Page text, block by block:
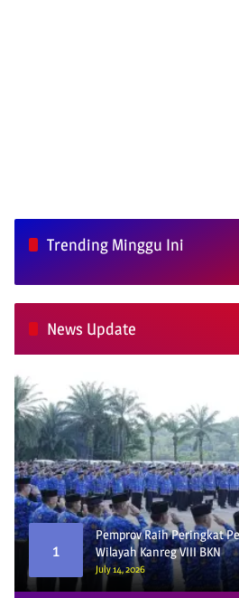
Trending Minggu Ini
News Update
1
Pemprov Raih Peringkat
Wilayah Kanreg VIII BKN
July 14, 2026